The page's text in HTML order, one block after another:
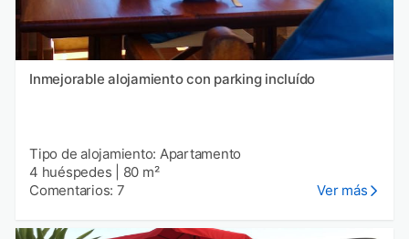
Inmejorable alojamiento con parking incluído
Tipo de alojamiento: Apartamento
4 huéspedes
80 m²
Comentarios: 7
Ver más